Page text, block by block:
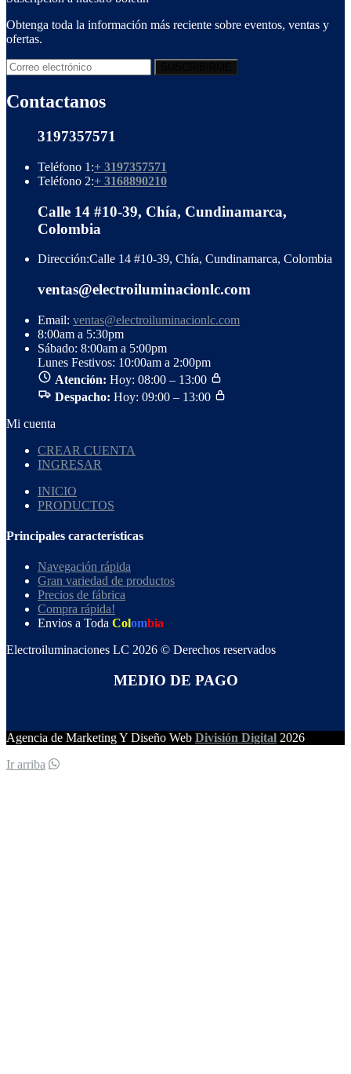
Obtenga toda la información más reciente sobre eventos, ventas y
ofertas.
Contactanos
3197357571
Teléfono 1:+ 3197357571
Teléfono 2:+ 3168890210
Calle 14 #10-39, Chía, Cundinamarca,
Colombia
Dirección:Calle 14 #10-39, Chía, Cundinamarca, Colombia
ventas@electroiluminacionlc.com
Email: ventas@electroiluminacionlc.com
8:00am a 5:30pm
Sábado: 8:00am a 5:00pm
Lunes Festivos: 10:00am a 2:00pm
Atención: Hoy: 08:00 – 13:00
Despacho: Hoy: 09:00 – 13:00
Mi cuenta
CREAR CUENTA
INGRESAR
INICIO
PRODUCTOS
Principales características
Navegación rápida
Gran variedad de productos
Precios de fábrica
Compra rápida!
Envios a Toda Colombia
Electroiluminaciones LC 2026 © Derechos reservados
MEDIO DE PAGO
Agencia de Marketing Y Diseño Web División Digital 2026
Ir arriba